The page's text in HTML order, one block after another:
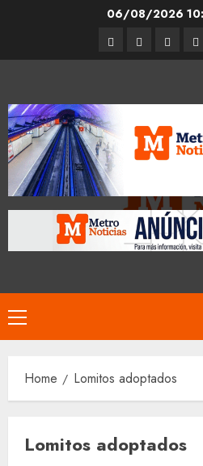
06/08/2026
Entrevistas
Espectáculos
Primary
Menu
Home Lomitos adoptados
Lomitos adoptados